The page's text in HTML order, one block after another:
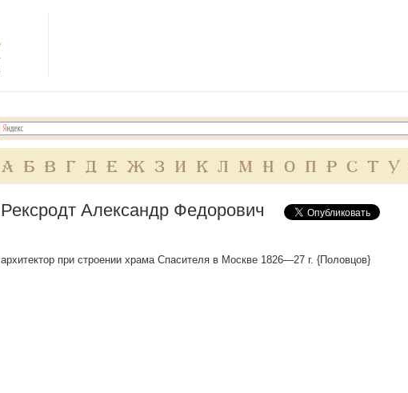
А Б В Г Д Е Ж З И К Л М Н О П Р С Т У
Рексродт Александр Федорович
архитектор при строении храма Спасителя в Москве 1826—27 г. {Половцов}